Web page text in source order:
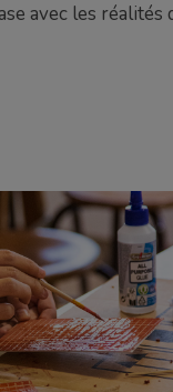
avec les réalités